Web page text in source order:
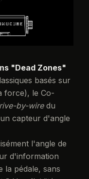
"Dead Zones"
basés sur
force), le Co-
by-wiredu
capteur d'angle
l'angle de
d'information
la pédale, sans